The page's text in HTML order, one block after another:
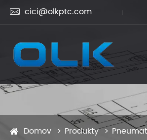
 cici@olkptc.com
Domov Produkty